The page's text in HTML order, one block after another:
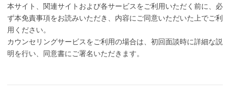
本サイト、関連サイトおよび各サービスをご利用いただく前に、必
ず本免責事項をお読みいただき、内容にご同意いただいた上でご利
用ください。
カウンセリングサービスをご利用の場合は、初回面談時に詳細な説
明を行い、同意書にご署名いただきます。